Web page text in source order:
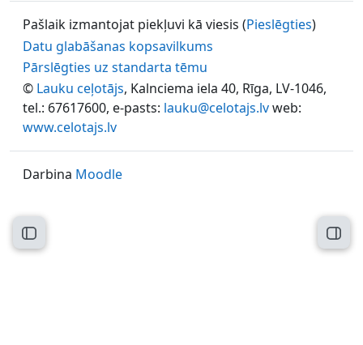
Atvērt kursu indeksu
Pašlaik izmantojat piekļuvi kā viesis (Pieslēgties)
Datu glabāšanas kopsavilkums
Pārslēgties uz standarta tēmu
© Lauku ceļotājs, Kalnciema iela 40, Rīga, LV-1046,
tel.: 67617600, e-pasts: lauku@celotajs.lvweb:
www.celotajs.lv
Darbina Moodle